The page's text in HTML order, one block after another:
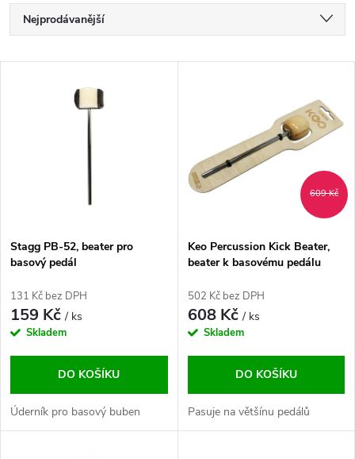
Ř
a
p
r
o
u
Nejprodávanější
s
p
r
o
d
u
Stagg PB-52, beater pro
basový pedál
131 Kč bez DPH
159 Kč/ ks
Skladem
DO KOŠÍKU
Úderník pro basový buben
609 Kč
Keo Percussion Kick Beater,
beater k basovému pedálu
502 Kč bez DPH
608 Kč/ ks
Skladem
DO KOŠÍKU
Pasuje na většínu pedálů